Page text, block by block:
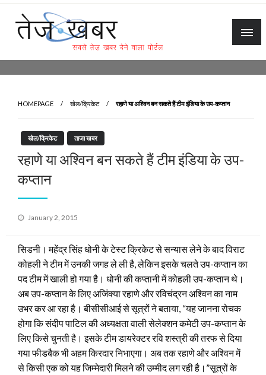
Skip
content
HOMEPAGE खेल/क्रिकेट रहाणे या अश्विन बन सकते हैं टीम इंडिया के उप-कप्तान
खेल/क्रिकेट ताजा खबर
रहाणे या अश्विन बन सकते हैं टीम इंडिया के उप-
कप्तान
Posted
January 2, 2015
सिडनी। महेंद्र सिंह धोनी के टेस्ट क्रिकेट से सन्यास लेने के बाद विराट
कोहली ने टीम में उनकी जगह ले ली है, लेकिन इसके चलते उप-कप्तान का
पद टीम में खाली हो गया है। धोनी की कप्तानी में कोहली उप-कप्तान थे।
अब उप-कप्तान के लिए अजिंक्या रहाणे और रविचंद्रन अश्विन का नाम
उभर कर आ रहा है। बीसीसीआई से सूत्रों ने बताया, “यह जानना रोचक
होगा कि संदीप पाटिल की अध्यक्षता वाली सेलेक्शन कमेटी उप-कप्तान के
लिए किसे चुनती है।इसके टीम डायरेक्टर रवि शस्त्री की तरफ से दिया
गया फीडबैक भी अहम किरदार निभाएगा। अब तक रहाणे और अश्विन में
से किसी एक को यह जिम्मेदारी मिलने की उम्मीद लग रही है।”सूत्रों के